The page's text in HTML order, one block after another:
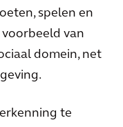
spelen en
voorbeeld van
domein, net
te